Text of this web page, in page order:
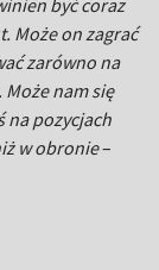
Może on zagrać
zarówno na
Może nam się
na pozycjach
w obronie–